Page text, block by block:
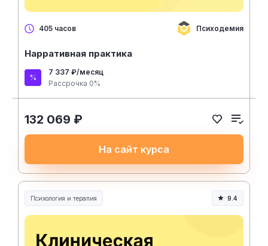
405 часов Психодемия
Нарративная практика
7 337 ₽/месяц
Рассрочка 0%
132 069 ₽
На сайт курса
Психология и терапия 9.4